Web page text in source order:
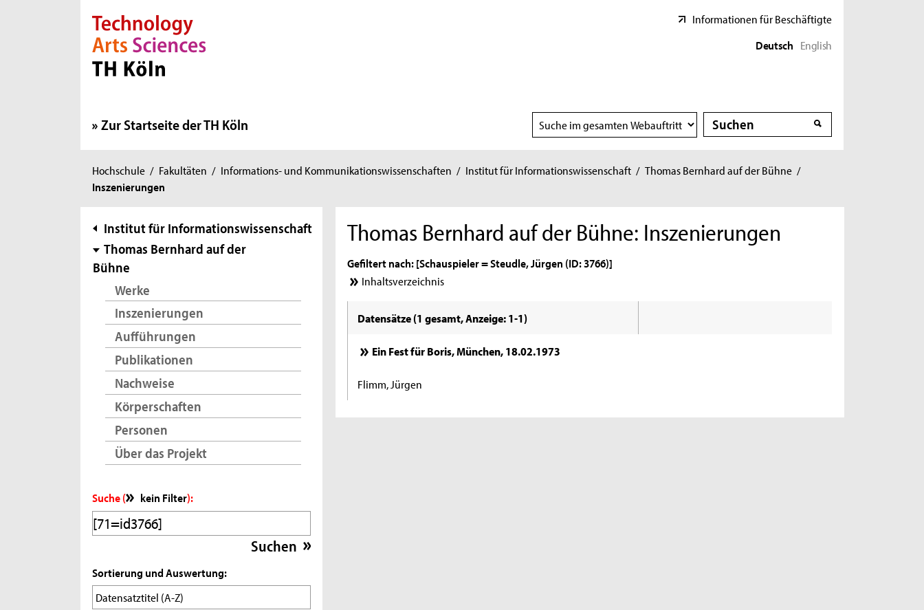
Direkt zur Hauptnavigation
Direkt zur Subnavigation
Direkt zum Inhalt
Direkt zum Fußbereich
Informationen für Beschäftigte
Deutsch English
Zur Startseite der TH Köln
Suchbereich
wählen
Suche
Suche
Sie
sind
Hochschule / Fakultäten / Informations- und Kommunikationswissenschaften / Institut für Informationswissenschaft / Thomas Bernhard auf der Bühne /
Inszenierungen
Subnavigation
Institut für Informationswissenschaft
Thomas Bernhard auf der
Bühne
Werke
Inszenierungen
Aufführungen
Publikationen
Nachweise
Körperschaften
Personen
Über das Projekt
Suche ( kein Filter):
Sortierung und Auswertung:
Thomas Bernhard auf der Bühne: Inszenierungen
Gefiltert nach: [Schauspieler = Steudle, Jürgen (ID: 3766)]
Inhaltsverzeichnis
Datensätze (1 gesamt, Anzeige: 1-1)
Ein Fest für Boris, München, 18.02.1973
Flimm, Jürgen